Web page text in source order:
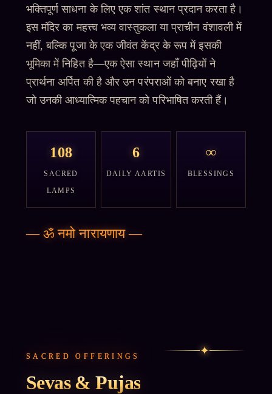
भक्तिपूर्ण साधना के लिए एक शांत स्थान प्रदान करता है।
इस मंदिर का महत्त्व भव्य वास्तुकला या प्राचीन वंशावली में
नहीं, बल्कि पूजा के एक जीवंत केंद्र के रूप में इसकी
भूमिका में निहित है—एक ऐसा स्थान जहाँ पीढ़ियों ने
प्रार्थना अर्पित की है और उन परंपराओं को बनाए रखा है
जो उनकी आध्यात्मिक पहचान को परिभाषित करती हैं।
108
SACRED
LAMPS
6
DAILY AARTIS
∞
BLESSINGS
—ॐ नमो नारायणाय—
SACRED OFFERINGS ✦
Sevas & Pujas